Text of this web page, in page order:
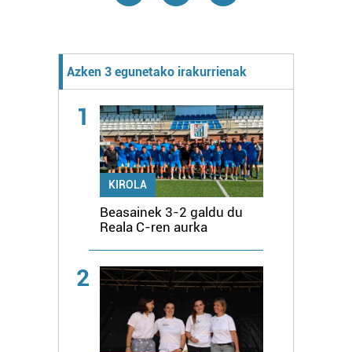
Azken 3 egunetako irakurrienak
1
KIROLA
Beasainek 3-2 galdu du
Reala C-ren aurka
2